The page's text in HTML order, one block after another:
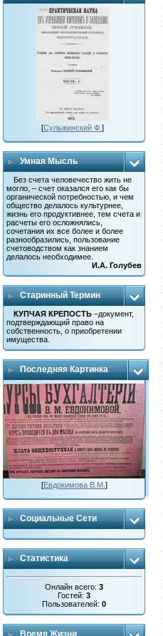
[Сульжинский Ф. ]
Умная Мысль
Без счета человечество жить не
могло, – счет оказался его как бы
органической потребностью, и чем
общество делалось культурнее,
жизнь его продуктивнее, тем счета и
расчеты его осложнялись,
сочетания их все более и более
разнообразились, пользование
счетоводством как знанием
делалось необходимее.
И.А. Голубев
Старинный Термин
КУПЧАЯ КРЕПОСТЬ –документ,
подтверждающий право на
собственность, о приобретении
имущества.
Последняя Картинка
[Евдокимова В.М. ]
Социальные Сети
Статистика
Онлайн всего:3
Гостей:3
Пользователей:0
Время Жизни